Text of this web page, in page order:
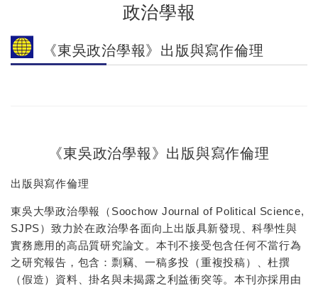
政治學報
《東吳政治學報》出版與寫作倫理
《東吳政治學報》出版與寫作倫理
出版與寫作倫理
東吳大學政治學報（Soochow Journal of Political Science,
SJPS）致力於在政治學各面向上出版具新發現、科學性與
實務應用的高品質研究論文。本刊不接受包含任何不當行為
之研究報告，包含：剽竊、一稿多投（重複投稿）、杜撰
（假造）資料、掛名與未揭露之利益衝突等。本刊亦採用由